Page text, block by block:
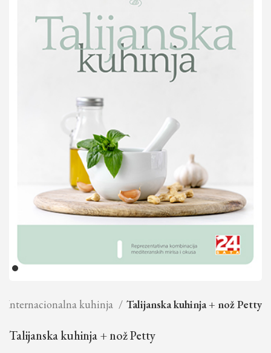
Internacionalna kuhinja Talijanska kuhinja + nož Petty
Talijanska kuhinja + nož Petty